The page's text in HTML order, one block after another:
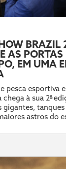
BRAZIL
AS
EM UMA
pesca esportiva
à sua 2ª
gigantes, tanques
astros do